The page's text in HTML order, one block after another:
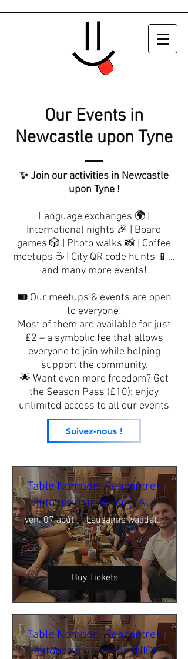
Our Events in
Newcastle upon Tyne
✨ Join our activities in Newcastle
upon Tyne !
Language exchanges 🌍 |
International nights 🎉 | Board
games 🎲 | Photo walks 📸 | Coffee
meetups ☕ | City QR code hunts 📱…
and many more events!
🎟️ Our meetups & events are open
to everyone!
Most of them are available for just
£2 – a symbolic fee that allows
everyone to join while helping
support the community.
🌟 Want even more freedom? Get
the Season Pass (£10): enjoy
unlimited access to all our events
Suivez-nous !
Table Nomade: Rencontres
autours d'un dîner (LAU)
ven. 07 août Lausanne (validation en cours)
Buy Tickets
Table Nomade: Rencontres
autours d'un repas (NIC)